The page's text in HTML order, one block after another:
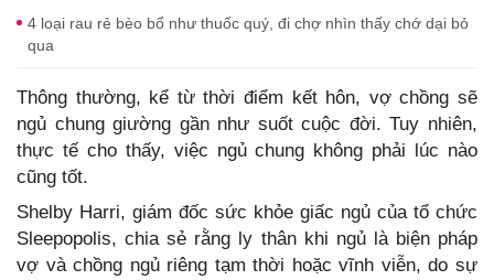
4 loại rau rẻ bèo bổ như thuốc quý, đi chợ nhìn thấy chớ dại bỏ
qua
Thông thường, kể từ thời điểm kết hôn, vợ chồng sẽ
ngủ chung giường gần như suốt cuộc đời. Tuy nhiên,
thực tế cho thấy, việc ngủ chung không phải lúc nào
cũng tốt.
Shelby Harri, giám đốc sức khỏe giấc ngủ của tổ chức
Sleepopolis, chia sẻ rằng ly thân khi ngủ là biện pháp
vợ và chồng ngủ riêng tạm thời hoặc vĩnh viễn, do sự